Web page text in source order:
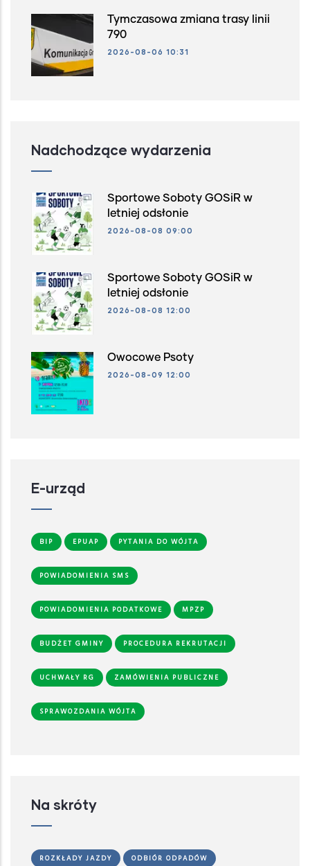
Tymczasowa zmiana trasy linii
790
2026-08-06 10:31
Nadchodzące wydarzenia
Sportowe Soboty GOSiR w
letniej odsłonie
2026-08-08 09:00
Sportowe Soboty GOSiR w
letniej odsłonie
2026-08-08 12:00
Owocowe Psoty
2026-08-09 12:00
E-urząd
BIP EPUAP PYTANIA DO WÓJTA
POWIADOMIENIA SMS
POWIADOMIENIA PODATKOWE MPZP
BUDŻET GMINY PROCEDURA REKRUTACJI
UCHWAŁY RG ZAMÓWIENIA PUBLICZNE
SPRAWOZDANIA WÓJTA
Na skróty
ROZKŁADY JAZDY ODBIÓR ODPADÓW